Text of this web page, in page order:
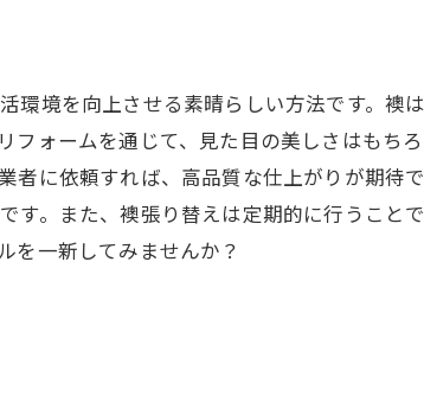
境を向上させる素晴らしい方法です。襖
ォームを通じて、見た目の美しさはもち
に依頼すれば、高品質な仕上がりが期待
。また、襖張り替えは定期的に行うこと
を一新してみませんか？